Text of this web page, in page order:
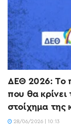
ΔΕΘ 2026: Το
που θα κρίνει
στοίχημα της
28/06/2026 | 10:13